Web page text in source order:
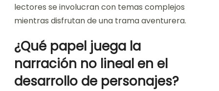
lectores se involucran con temas complejos
mientras disfrutan de una trama aventurera.
¿Qué papel juega la
narración no lineal en el
desarrollo de personajes?